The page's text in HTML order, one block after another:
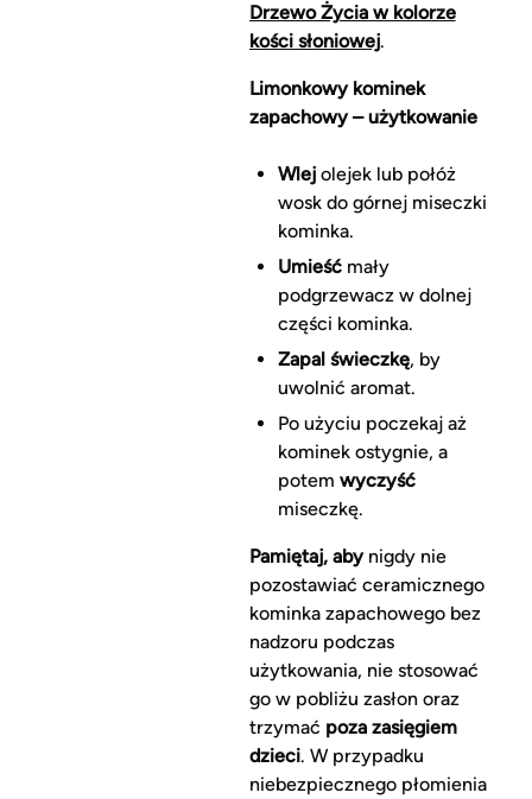
Drzewo Życia w kolorze
kości słoniowej.
Limonkowy kominek
zapachowy – użytkowanie
Wlejolejek lub połóż
wosk do górnej miseczki
kominka.
Umieśćmały
podgrzewacz w dolnej
części kominka.
Zapal świeczkę, by
uwolnić aromat.
Po użyciu poczekaj aż
kominek ostygnie, a
potem wyczyść
miseczkę.
Pamiętaj, abynigdy nie
pozostawiać ceramicznego
kominka zapachowego bez
nadzoru podczas
użytkowania, nie stosować
go w pobliżu zasłon oraz
trzymać poza zasięgiem
dzieci. W przypadku
niebezpiecznego płomienia